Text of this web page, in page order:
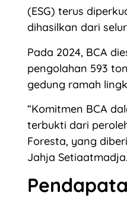
(ESG) terus
dihasilkan dari
Pada 2024, BCA
pengolahan 593
gedung ramah
“Komitmen BCA
terbukti dari
Foresta, yang
Jahja Setiaatmadja.